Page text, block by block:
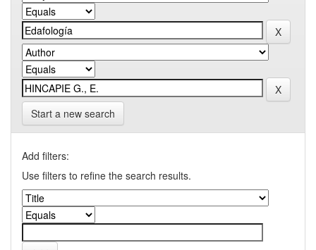
Start a new search
Add filters:
Use filters to refine the search results.